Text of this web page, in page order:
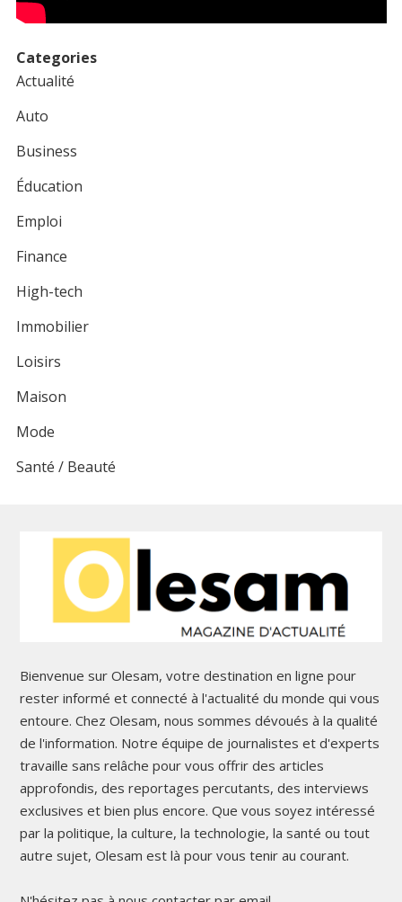
Categories
Actualité
Auto
Business
Éducation
Emploi
Finance
High-tech
Immobilier
Loisirs
Maison
Mode
Santé / Beauté
Bienvenue sur Olesam, votre destination en ligne pour
rester informé et connecté à l'actualité du monde qui vous
entoure. Chez Olesam, nous sommes dévoués à la qualité
de l'information. Notre équipe de journalistes et d'experts
travaille sans relâche pour vous offrir des articles
approfondis, des reportages percutants, des interviews
exclusives et bien plus encore. Que vous soyez intéressé
par la politique, la culture, la technologie, la santé ou tout
autre sujet, Olesam est là pour vous tenir au courant.